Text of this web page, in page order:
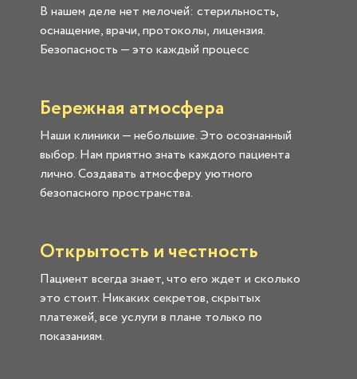
В нашем деле нет мелочей: стерильность,
оснащение, врачи, протоколы, лицензия.
Безопасность — это каждый процесс
Бережная атмосфера
Наши клиники — небольшие. Это осознанный
выбор. Нам приятно знать каждого пациента
лично. Создавать атмосферу уютного
безопасного пространства.
Открытость и честность
Пациент всегда знает, что его ждет и сколько
это стоит. Никаких секретов, скрытых
платежей, все услуги в плане только по
показаниям.